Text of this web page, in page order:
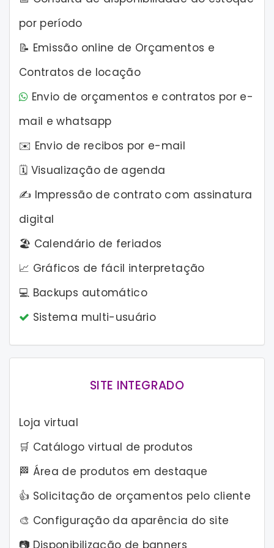
por período
📝 Emissão online de Orçamentos e
Contratos de locação
Envio de orçamentos e contratos por e-
mail e whatsapp
✉️ Envio de recibos por e-mail
🗓️ Visualização de agenda
✍️ Impressão de contrato com assinatura
digital
🏖️ Calendário de feriados
📈 Gráficos de fácil interpretação
💻 Backups automático
Sistema multi-usuário
SITE INTEGRADO
Loja virtual
🛒 Catálogo virtual de produtos
🏁 Área de produtos em destaque
👍 Solicitação de orçamentos pelo cliente
🎨 Configuração da aparência do site
📷 Disponibilização de banners